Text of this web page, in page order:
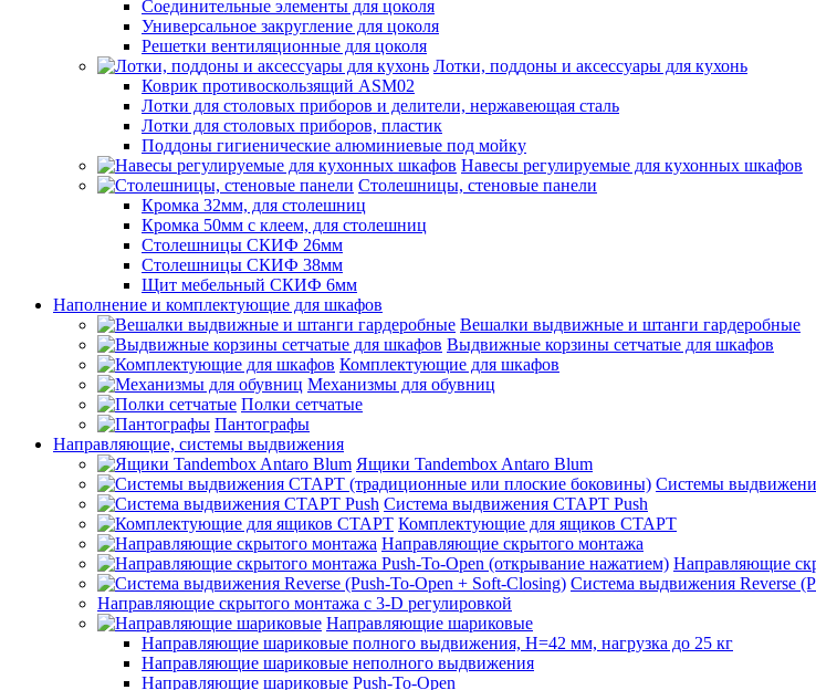
Соединительные элементы для цоколя
Универсальное закругление для цоколя
Решетки вентиляционные для цоколя
Лотки, поддоны и аксессуары для кухонь
Коврик противоскользящий ASM02
Лотки для столовых приборов и делители, нержавеющая сталь
Лотки для столовых приборов, пластик
Поддоны гигиенические алюминиевые под мойку
Навесы регулируемые для кухонных шкафов
Столешницы, стеновые панели
Кромка 32мм, для столешниц
Кромка 50мм с клеем, для столешниц
Столешницы СКИФ 26мм
Столешницы СКИФ 38мм
Щит мебельный СКИФ 6мм
Наполнение и комплектующие для шкафов
Вешалки выдвижные и штанги гардеробные
Выдвижные корзины сетчатые для шкафов
Комплектующие для шкафов
Механизмы для обувниц
Полки сетчатые
Пантографы
Направляющие, системы выдвижения
Ящики Tandembox Antaro Blum
Системы
Система выдвижения СТАРТ Push
Комплектующие для ящиков СТАРТ
Направляющие скрытого монтажа
Направляющие
Система выдвижения Reverse
Направляющие скрытого монтажа с 3-D регулировкой
Направляющие шариковые
Направляющие шариковые полного выдвижения, H=42 мм, нагрузка до 25 кг
Направляющие шариковые неполного выдвижения
Направляющие шариковые Push-To-Open